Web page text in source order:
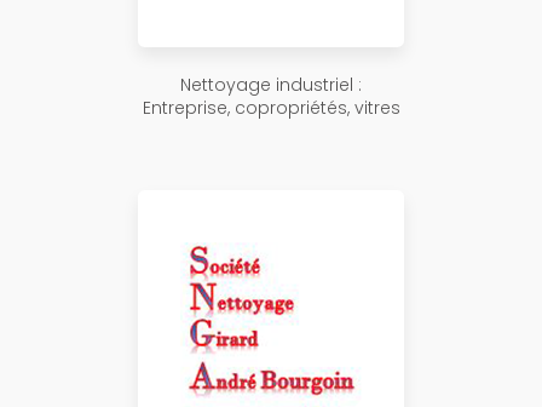
Nettoyage industriel :
Entreprise, copropriétés, vitres